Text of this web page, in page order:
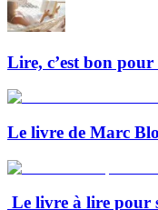
Lire, c’est bon
Le livre de Marc
Le livre à lire pour